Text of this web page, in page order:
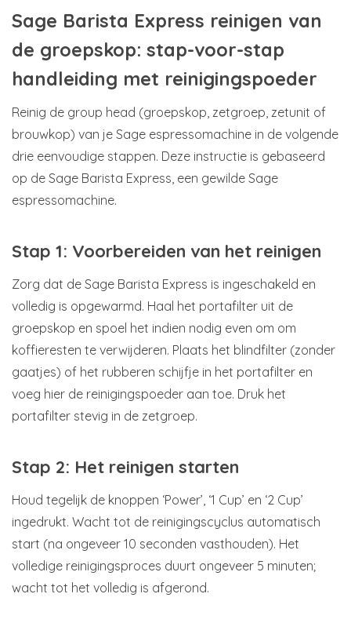
Sage Barista Express reinigen van
de groepskop: stap-voor-stap
handleiding met reinigingspoeder
Reinig de group head (groepskop, zetgroep, zetunit of
brouwkop) van je Sage espressomachine in de volgende
drie eenvoudige stappen. Deze instructie is gebaseerd
op de Sage Barista Express, een gewilde Sage
espressomachine.
Stap 1: Voorbereiden van het reinigen
Zorg dat de Sage Barista Express is ingeschakeld en
volledig is opgewarmd. Haal het portafilter uit de
groepskop en spoel het indien nodig even om om
koffieresten te verwijderen. Plaats het blindfilter (zonder
gaatjes) of het rubberen schijfje in het portafilter en
voeg hier de reinigingspoeder aan toe. Druk het
portafilter stevig in de zetgroep.
Stap 2: Het reinigen starten
Houd tegelijk de knoppen ‘Power’, ‘1 Cup’ en ‘2 Cup’
ingedrukt. Wacht tot de reinigingscyclus automatisch
start (na ongeveer 10 seconden vasthouden). Het
volledige reinigingsproces duurt ongeveer 5 minuten;
wacht tot het volledig is afgerond.